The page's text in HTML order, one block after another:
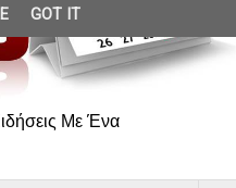
Με Ένα
GOT IT